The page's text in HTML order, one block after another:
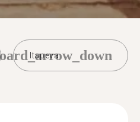
Itapeva